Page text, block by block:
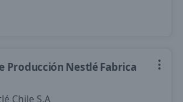
Producción Nestlé Fabrica
Chile S.A